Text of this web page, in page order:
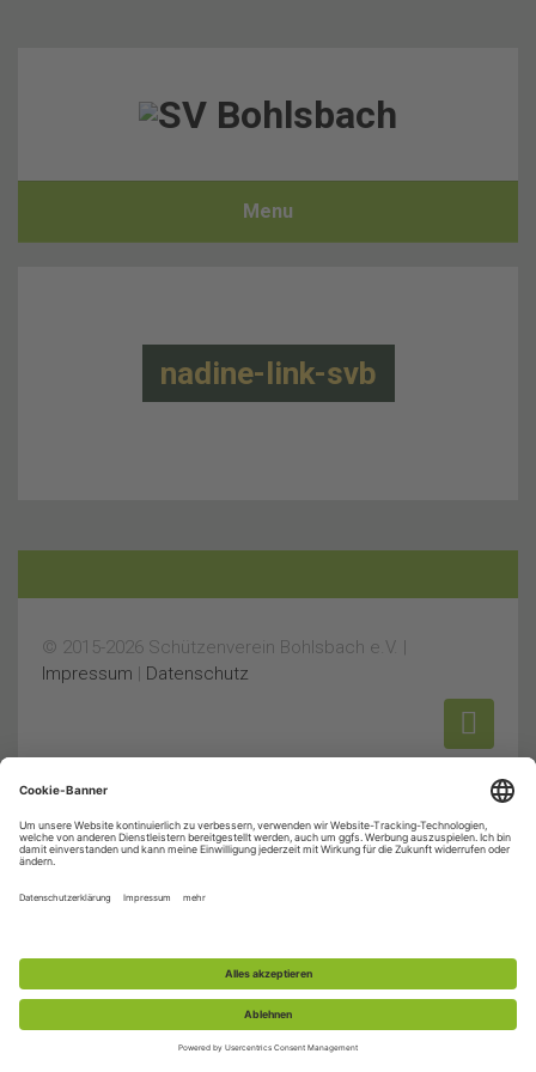
Menu
nadine-link-svb
© 2015-2026 Schützenverein Bohlsbach e.V. |
Impressum | Datenschutz